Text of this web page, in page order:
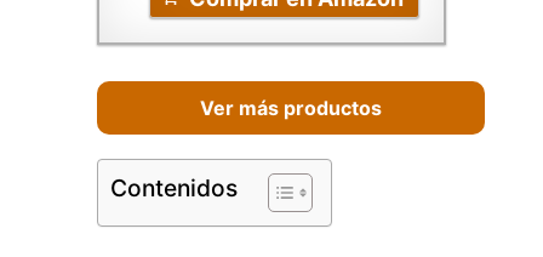
Ver más productos
Contenidos